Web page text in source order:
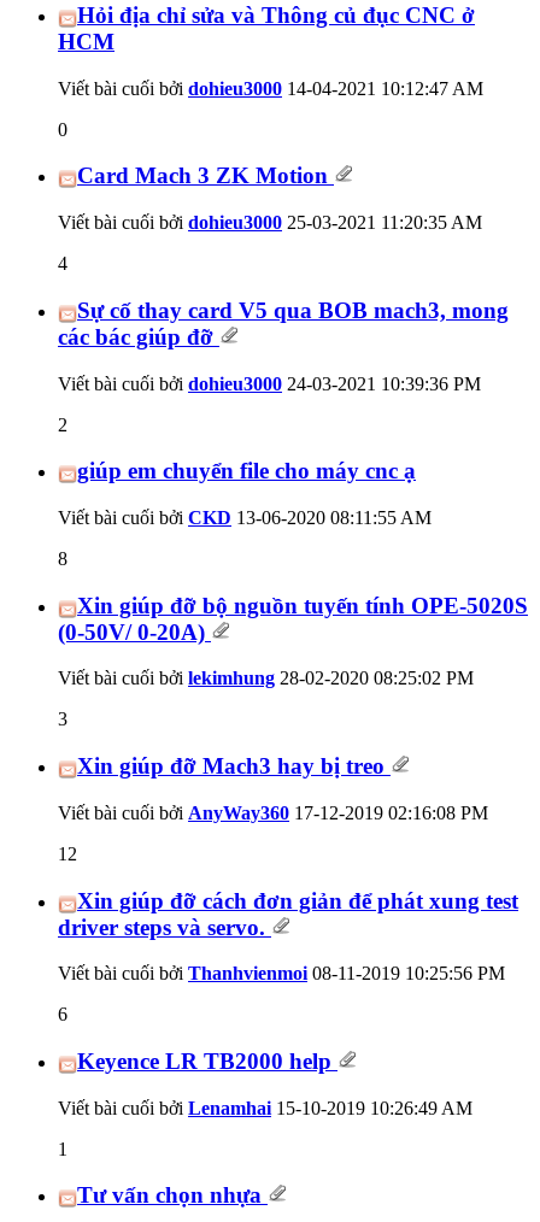
Hỏi địa chỉ sửa và Thông củ đục CNC ở
HCM
Viết bài cuối bởi dohieu3000 14-04-2021 10:12:47 AM
0
Card Mach 3 ZK Motion
Viết bài cuối bởi dohieu3000 25-03-2021 11:20:35 AM
4
Sự cố thay card V5 qua BOB mach3, mong
các bác giúp đỡ
Viết bài cuối bởi dohieu3000 24-03-2021 10:39:36 PM
2
giúp em chuyển file cho máy cnc ạ
Viết bài cuối bởi CKD 13-06-2020 08:11:55 AM
8
Xin giúp đỡ bộ nguồn tuyến tính OPE-5020S
(0-50V/ 0-20A)
Viết bài cuối bởi lekimhung 28-02-2020 08:25:02 PM
3
Xin giúp đỡ Mach3 hay bị treo
Viết bài cuối bởi AnyWay360 17-12-2019 02:16:08 PM
12
Xin giúp đỡ cách đơn giản để phát xung test
driver steps và servo.
Viết bài cuối bởi Thanhvienmoi 08-11-2019 10:25:56 PM
6
Keyence LR TB2000 help
Viết bài cuối bởi Lenamhai 15-10-2019 10:26:49 AM
1
Tư vấn chọn nhựa